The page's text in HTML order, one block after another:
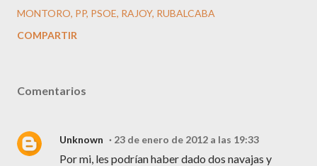
MONTORO PP PSOE RAJOY RUBALCABA
COMPARTIR
Comentarios
Unknown 23 de enero de 2012 a las 19:33
Por mi, les podrían haber dado dos navajas y